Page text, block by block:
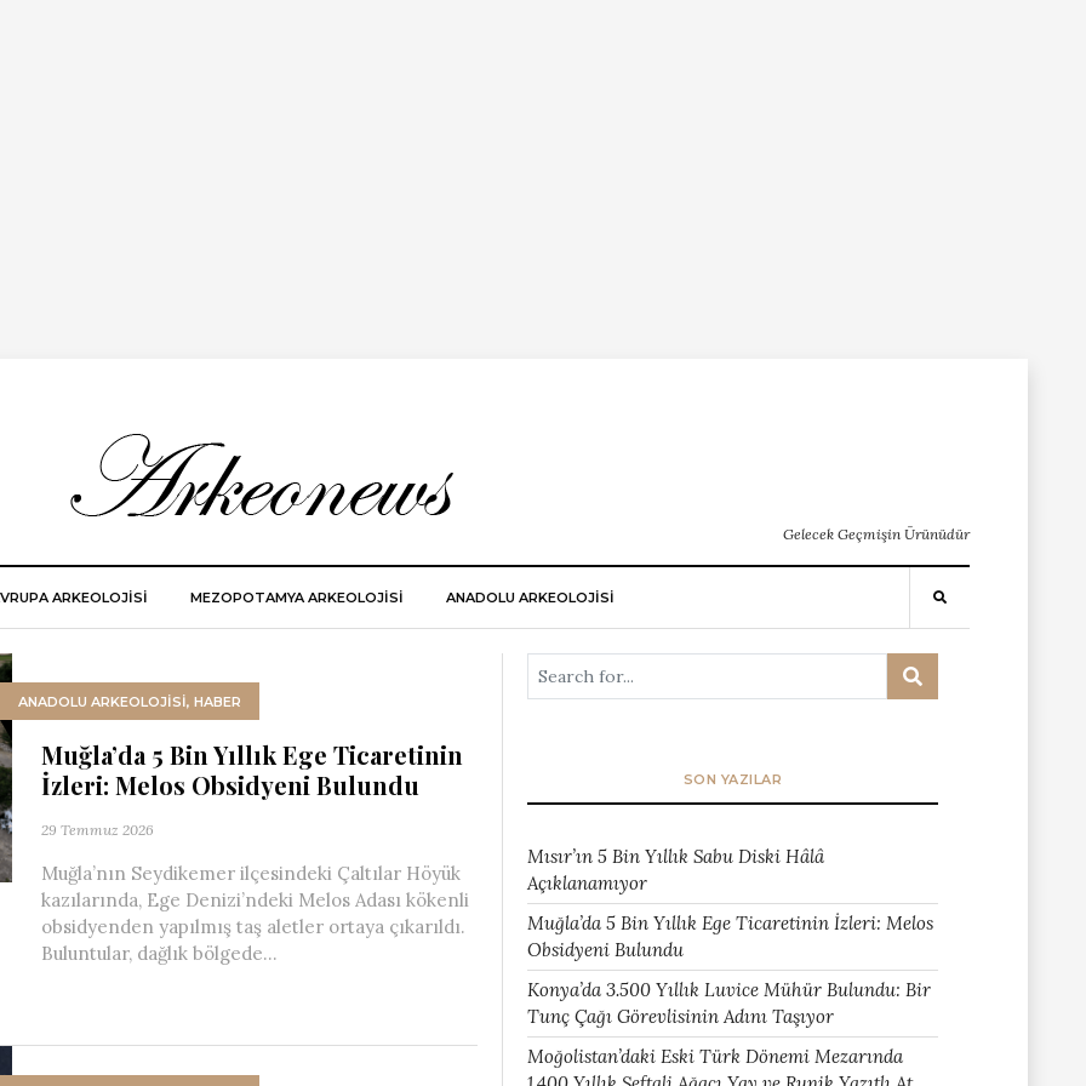
Gelecek Geçmişin Ürünüdür
ARKEOLOJISI MEZOPOTAMYA ARKEOLOJISI ANADOLU ARKEOLOJİSİ
ANADOLU ARKEOLOJİSİ, HABER
Muğla’da 5 Bin Yıllık Ege Ticaretinin
İzleri: Melos Obsidyeni Bulundu
29 Temmuz 2026
Muğla’nın Seydikemer ilçesindeki Çaltılar Höyük
kazılarında, Ege Denizi’ndeki Melos Adası kökenli
obsidyenden yapılmış taş aletler ortaya çıkarıldı.
Buluntular, dağlık bölgede...
SON YAZILAR
Mısır’ın 5 Bin Yıllık Sabu Diski Hâlâ
Açıklanamıyor
Muğla’da 5 Bin Yıllık Ege Ticaretinin İzleri: Melos
Obsidyeni Bulundu
Konya’da 3.500 Yıllık Luvice Mühür Bulundu: Bir
Tunç Çağı Görevlisinin Adını Taşıyor
Moğolistan’daki Eski Türk Dönemi Mezarında